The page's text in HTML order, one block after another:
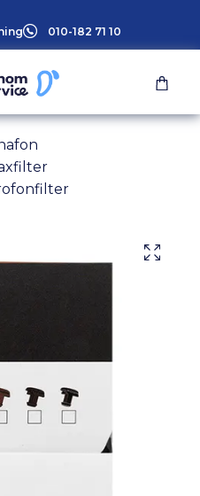
010-182 71 10